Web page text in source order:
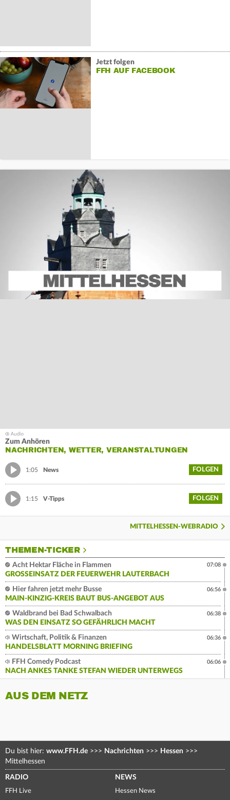
Jetzt folgen
FFH AUF FACEBOOK
Zum Anhören
NACHRICHTEN, WETTER, VERANSTALTUNGEN
1:05 News FOLGEN
1:15 V-Tipps FOLGEN
MITTELHESSEN-WEBRADIO
THEMEN-TICKER
Acht Hektar Fläche in Flammen
GROSSEINSATZ DER FEUERWEHR LAUTERBACH
07:08
Hier fahren jetzt mehr Busse
MAIN-KINZIG-KREIS BAUT BUS-ANGEBOT AUS
06:56
Waldbrand bei Bad Schwalbach
WAS DEN EINSATZ SO GEFÄHRLICH MACHT
06:38
Wirtschaft, Politik & Finanzen
HANDELSBLATT MORNING BRIEFING
06:36
FFH Comedy Podcast
NACH ANKES TANKE STEFAN WIEDER UNTERWEGS
06:06
AUS DEM NETZ
Du bist hier: www.FFH.de >>> Nachrichten >>> Hessen >>>
Mittelhessen
RADIO
FFH Live
NEWS
Hessen News